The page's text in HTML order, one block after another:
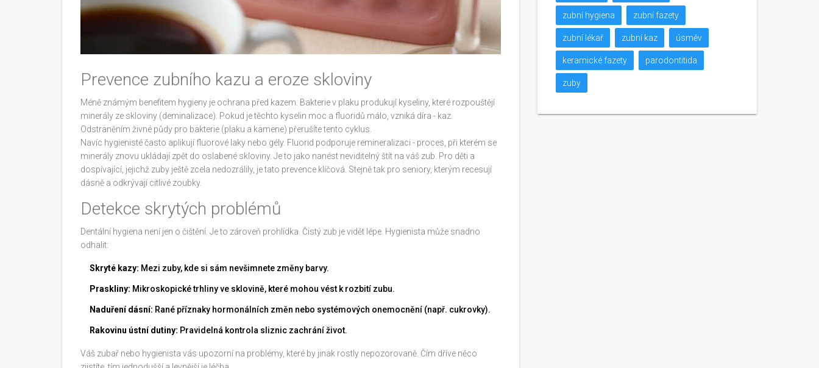
Prevence zubního kazu a eroze skloviny
Méně známým benefitem hygieny je ochrana před kazem. Bakterie v plaku produkují kyseliny, které rozpouštějí
minerály ze skloviny (deminalizace). Pokud je těchto kyselin moc a fluoridů málo, vzniká díra - kaz.
Odstraněním živné půdy pro bakterie (plaku a kamene) přerušíte tento cyklus.
Navíc hygienisté často aplikují fluorové laky nebo gély. Fluorid podporuje remineralizaci - proces, při kterém se
minerály znovu ukládají zpět do oslabené skloviny. Je to jako nanést neviditelný štít na váš zub. Pro děti a
dospívající, jejichž zuby ještě zcela nedozrálily, je tato prevence klíčová. Stejně tak pro seniory, kterým recesují
dásně a odkrývají citlivé zoubky.
Detekce skrytých problémů
Dentální hygiena není jen o čištění. Je to zároveň prohlídka. Čistý zub je vidět lépe. Hygienista může snadno
odhalit:
Skryté kazy: Mezi zuby, kde si sám nevšimnete změny barvy.
Praskliny: Mikroskopické trhliny ve sklovině, které mohou vést k rozbití zubu.
Naduření dásní: Rané příznaky hormonálních změn nebo systémových onemocnění (např. cukrovky).
Rakovinu ústní dutiny: Pravidelná kontrola sliznic zachrání život.
Váš zubař nebo hygienista vás upozorní na problémy, které by jinak rostly nepozorovaně. Čím dříve něco
zubní hygiena zubní fazety
zubní lékař zubní kaz úsměv
keramické fazety parodontitida
zuby